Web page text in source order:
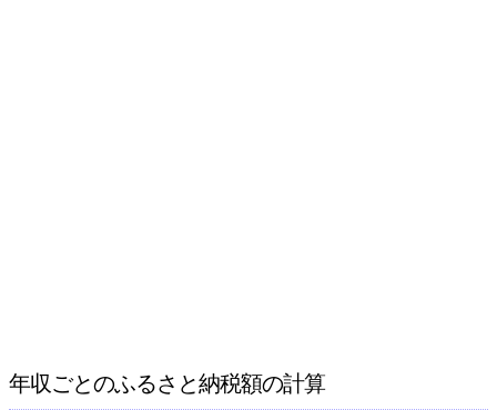
年収ごとのふるさと納税額の計算